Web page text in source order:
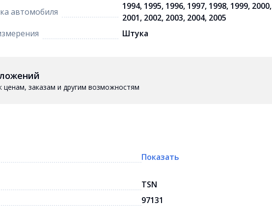
автомобиля
1994, 1995, 1996, 1997, 1998, 1999, 2000,
2001, 2002, 2003, 2004, 2005
Штука
ценам, заказам и другим возможностям
Показать
TSN
97131